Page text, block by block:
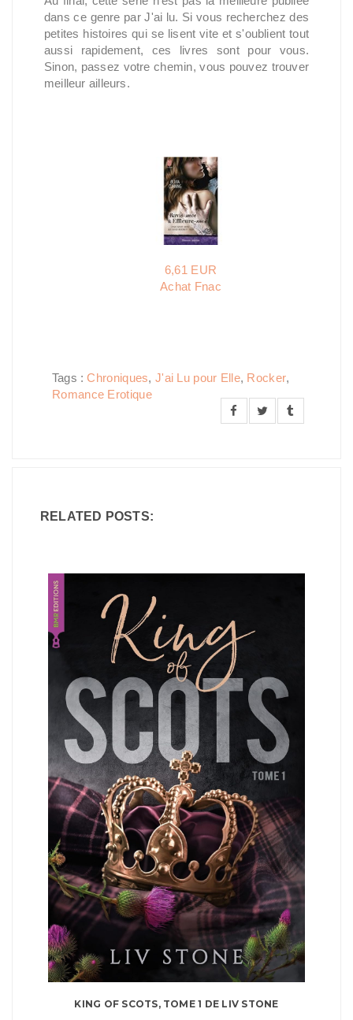
dans ce genre par J'ai lu. Si vous recherchez des
petites histoires qui se lisent vite et s'oublient tout
aussi rapidement, ces livres sont pour vous.
Sinon, passez votre chemin, vous pouvez trouver
meilleur ailleurs.
6,61 EUR
Achat Fnac
Tags :Chroniques, J'ai Lu pour Elle, Rocker,
Romance Erotique
RELATED POSTS:
KING OF SCOTS, TOME 1 DE LIV STONE